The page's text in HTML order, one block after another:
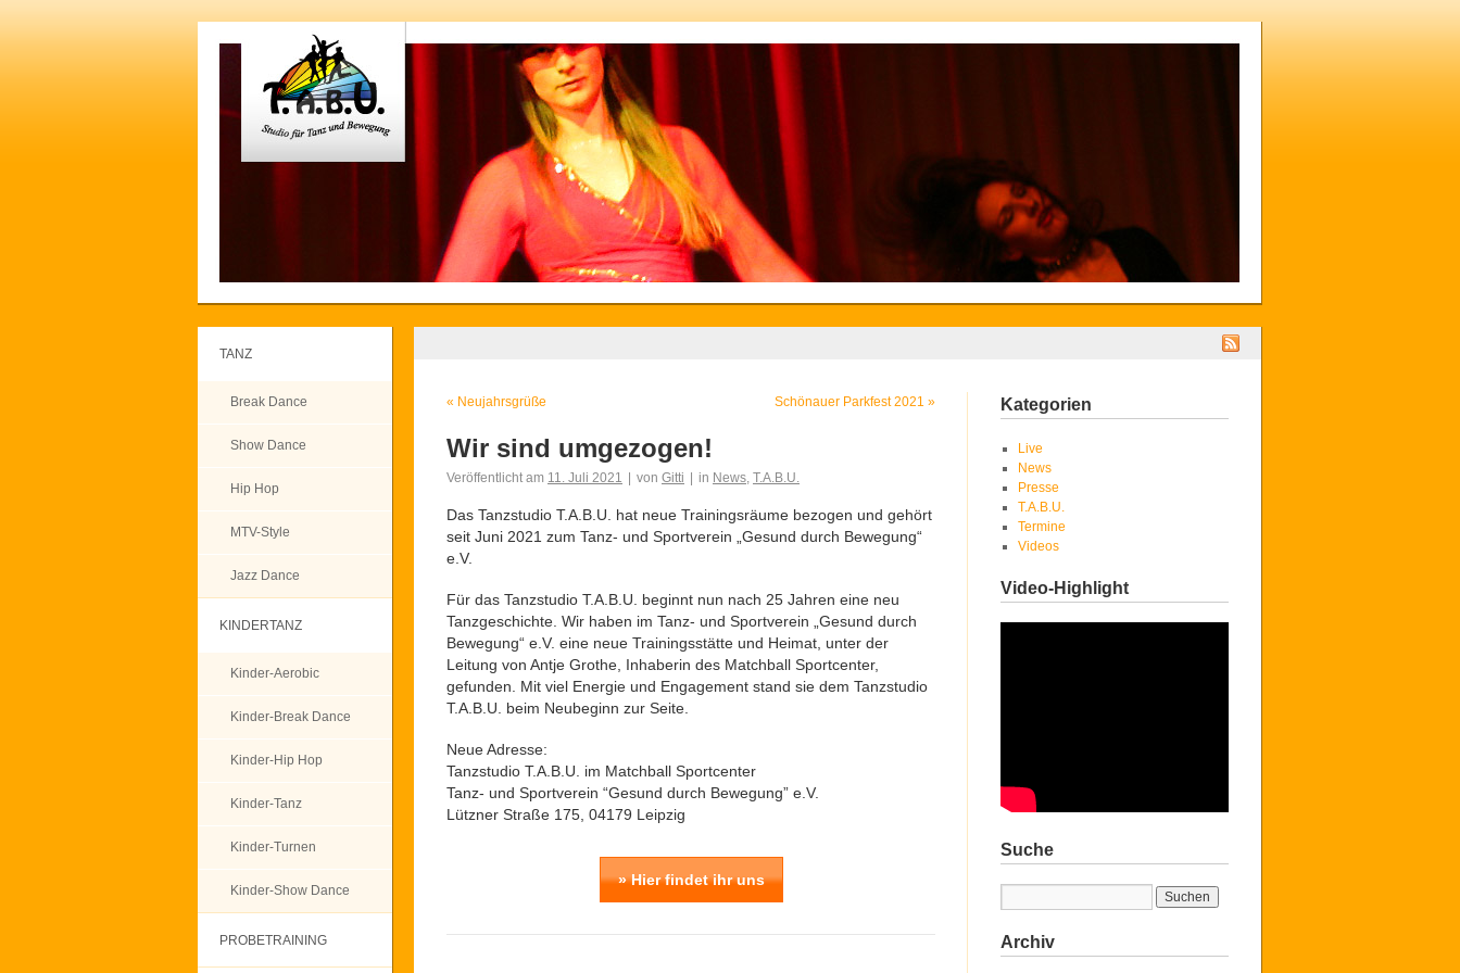
TANZ
Break Dance
Show Dance
Hip Hop
MTV-Style
Jazz Dance
KINDERTANZ
Kinder-Aerobic
Kinder-Break Dance
Kinder-Hip Hop
Kinder-Tanz
Kinder-Turnen
Kinder-Show Dance
PROBETRAINING
« Neujahrsgrüße Schönauer Parkfest 2021 »
Wir sind umgezogen!
Veröffentlicht am 11. Juli 2021 von Gitti in News, T.A.B.U.
Das Tanzstudio T.A.B.U. hat neue Trainingsräume bezogen und gehört
seit Juni 2021 zum Tanz- und Sportverein „Gesund durch Bewegung“
e.V.
Für das Tanzstudio T.A.B.U. beginnt nun nach 25 Jahren eine neu
Tanzgeschichte. Wir haben im Tanz- und Sportverein „Gesund durch
Bewegung“ e.V. eine neue Trainingsstätte und Heimat, unter der
Leitung von Antje Grothe, Inhaberin des Matchball Sportcenter,
gefunden. Mit viel Energie und Engagement stand sie dem Tanzstudio
T.A.B.U. beim Neubeginn zur Seite.
Neue Adresse:
Tanzstudio T.A.B.U. im Matchball Sportcenter
Tanz- und Sportverein “Gesund durch Bewegung” e.V.
Lützner Straße 175, 04179 Leipzig
» Hier findet ihr uns
Kategorien
Live
News
Presse
T.A.B.U.
Termine
Videos
Video-Highlight
Suche
Archiv